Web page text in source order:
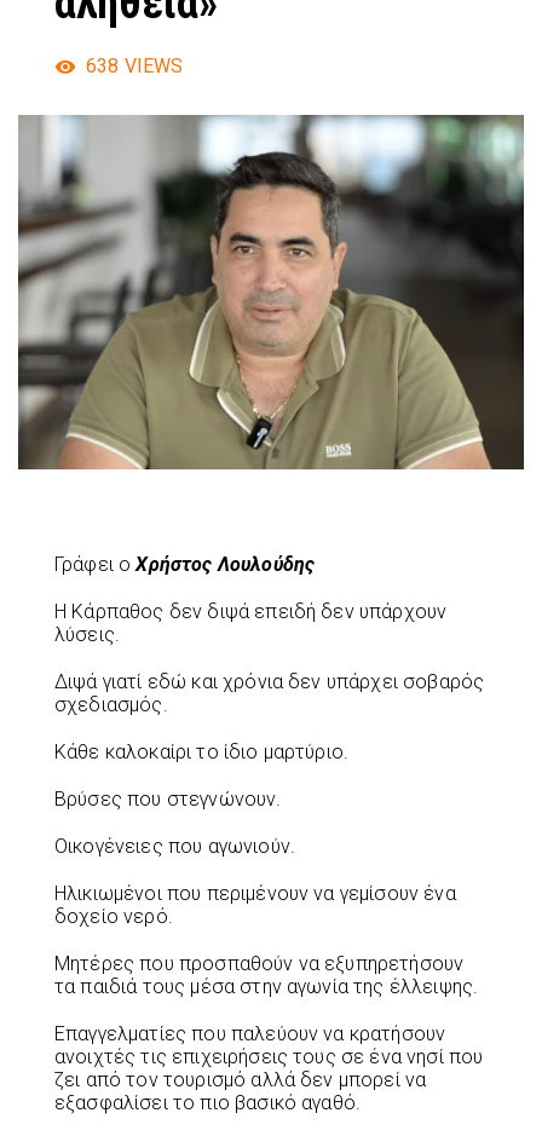
638 VIEWS
Γράφει οΧρήστος Λουλούδης
Η Κάρπαθος δεν διψά επειδή δεν υπάρχουν
λύσεις.
Διψά γιατί εδώ και χρόνια δεν υπάρχει σοβαρός
σχεδιασμός.
Κάθε καλοκαίρι το ίδιο μαρτύριο.
Βρύσες που στεγνώνουν.
Οικογένειες που αγωνιούν.
Ηλικιωμένοι που περιμένουν να γεμίσουν ένα
δοχείο νερό.
Μητέρες που προσπαθούν να εξυπηρετήσουν
τα παιδιά τους μέσα στην αγωνία της έλλειψης.
Επαγγελματίες που παλεύουν να κρατήσουν
ανοιχτές τις επιχειρήσεις τους σε ένα νησί που
ζει από τον τουρισμό αλλά δεν μπορεί να
εξασφαλίσει το πιο βασικό αγαθό.